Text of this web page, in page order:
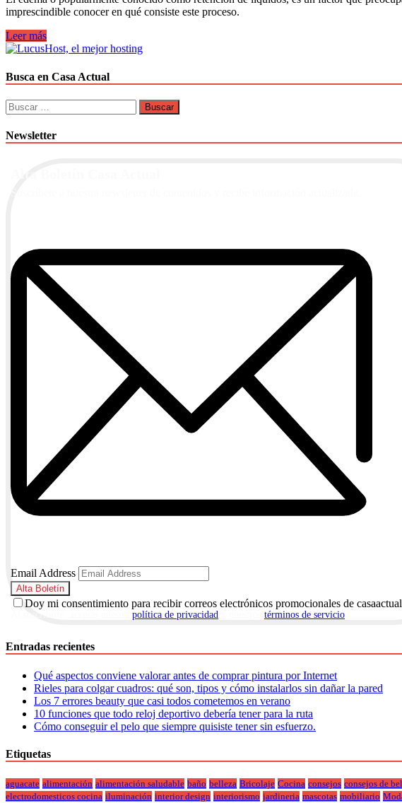
imprescindible conocer en qué consiste este proceso.
¿Cómo
evitar
retención
de
líquidos?
Leer más
Busca en Casa Actual
Buscar:
Newsletter
Email Address
Doy mi consentimiento para recibir correos electrónicos promocionales de
política de privacidad términos de servicio
Entradas recientes
Qué aspectos conviene valorar antes de comprar pintura por Internet
Rieles para colgar cuadros: qué son, tipos y cómo instalarlos sin dañar la pared
Los 7 errores beauty que casi todos cometemos en verano
10 funciones que todo reloj deportivo debería tener para la ruta
Cómo conseguir el pelo que siempre quisiste tener sin esfuerzo.
Etiquetas
aguacate alimentación alimentación saludable baño belleza Bricolaje Cocina consejos consejos de
electrodomesticos cocina iluminación interior design interiorismo jardineria mascotas mobiliario